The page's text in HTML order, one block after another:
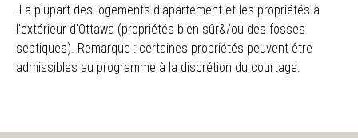
-La plupart des logements d'apartement et les propriétés à
l'extérieur d'Ottawa (propriétés bien sûr&/ou des fosses
septiques). Remarque : certaines propriétés peuvent être
admissibles au programme à la discrétion du courtage.